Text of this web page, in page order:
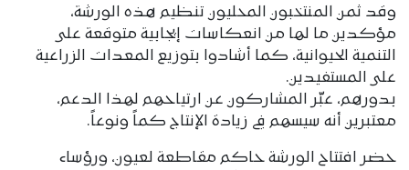
وقد ثمن المنتخبون المحليون تنظيم هذه الورشة،
مؤكدين ما لها من انعكاسات إيجابية متوقعة على
التنمية الحيوانية، كما أشادوا بتوزيع المعدات الزراعية
على المستفيدين.
بدورهم، عبّر المشاركون عن ارتياحهم لهذا الدعم،
معتبرين أنه سيسهم في زيادة الإنتاج كماً ونوعاً.
حضر افتتاح الورشة حاكم مقاطعة لعيون، ورؤساء